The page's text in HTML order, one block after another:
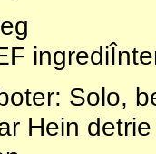
Solo,
Hein